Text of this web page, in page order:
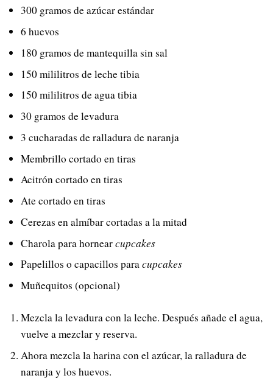
300 gramos de azúcar estándar
6 huevos
180 gramos de mantequilla sin sal
150 mililitros de leche tibia
150 mililitros de agua tibia
30 gramos de levadura
3 cucharadas de ralladura de naranja
Membrillo cortado en tiras
Acitrón cortado en tiras
Ate cortado en tiras
Cerezas en almíbar cortadas a la mitad
Charola para hornearcupcakes
Papelillos o capacillos paracupcakes
Muñequitos (opcional)
Mezcla la levadura con la leche. Después añade el agua,
vuelve a mezclar y reserva.
Ahora mezcla la harina con el azúcar, la ralladura de
naranja y los huevos.